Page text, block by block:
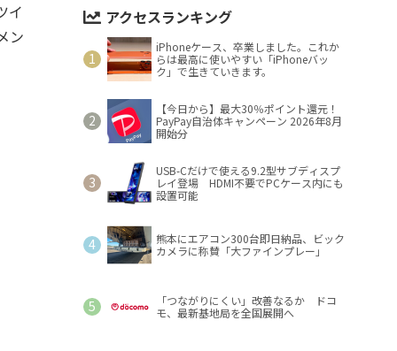
イ
ン
アクセスランキング
iPhoneケース、卒業しました。これか
らは最高に使いやすい「iPhoneバッ
ク」で生きていきます。
【今日から】最大30％ポイント還元！
PayPay自治体キャンペーン 2026年8月
開始分
USB-Cだけで使える9.2型サブディスプ
レイ登場 HDMI不要でPCケース内にも
設置可能
熊本にエアコン300台即日納品、ビック
カメラに称賛「大ファインプレー」
「つながりにくい」改善なるか ドコ
モ、最新基地局を全国展開へ